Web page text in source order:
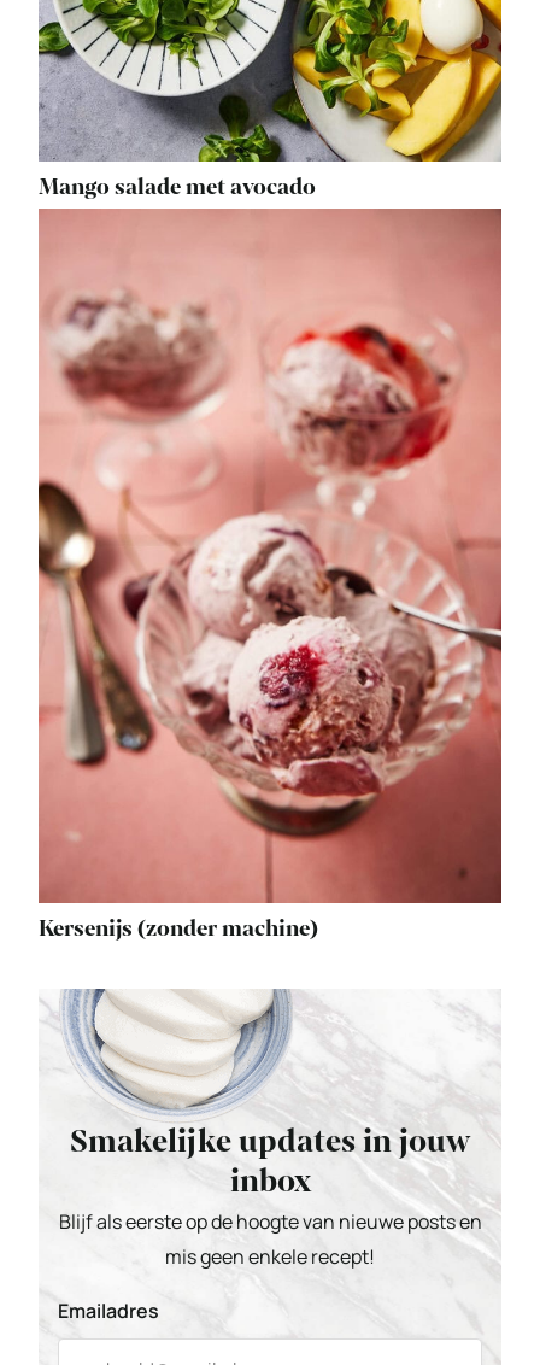
Mango salade met avocado
Kersenijs (zonder machine)
Smakelijke updates in jouw
inbox
Blijf als eerste op de hoogte van nieuwe posts en
mis geen enkele recept!
Emailadres